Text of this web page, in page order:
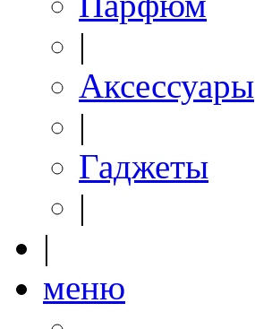
|
Аксессуары
|
Гаджеты
|
|
меню